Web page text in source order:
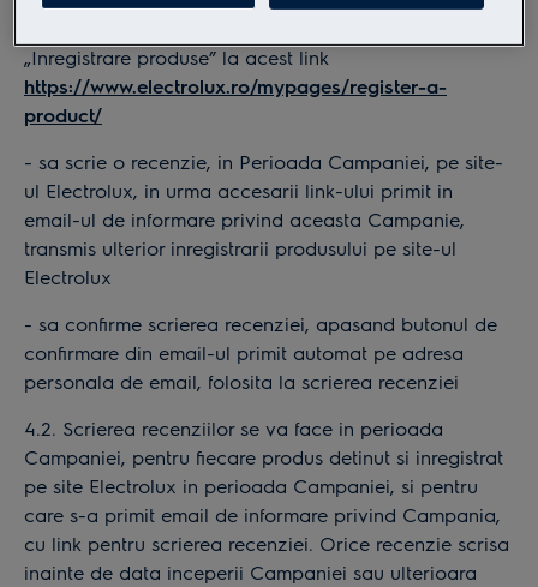
„Inregistrare produse” la acest link
https://www.electrolux.ro/mypages/register-a-
product/
- sa scrie o recenzie, in Perioada Campaniei, pe site-
ul Electrolux, in urma accesarii link-ului primit in
email-ul de informare privind aceasta Campanie,
transmis ulterior inregistrarii produsului pe site-ul
Electrolux
- sa confirme scrierea recenziei, apasand butonul de
confirmare din email-ul primit automat pe adresa
personala de email, folosita la scrierea recenziei
4.2. Scrierea recenziilor se va face in perioada
Campaniei, pentru fiecare produs detinut si inregistrat
pe site Electrolux in perioada Campaniei, si pentru
care s-a primit email de informare privind Campania,
cu link pentru scrierea recenziei. Orice recenzie scrisa
inainte de data inceperii Campaniei sau ulterioara